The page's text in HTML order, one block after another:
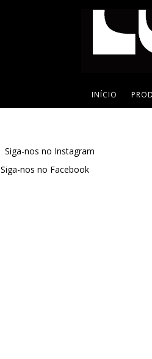
INÍCIO
Siga-nos no Instagram
Siga-nos no Facebook